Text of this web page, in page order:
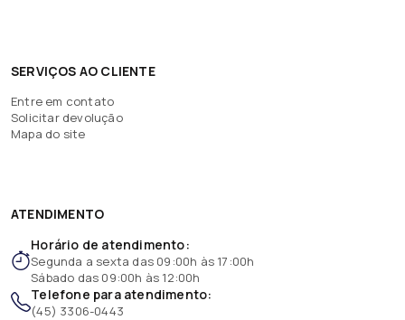
SERVIÇOS AO CLIENTE
Entre em contato
Solicitar devolução
Mapa do site
ATENDIMENTO
Horário de atendimento:
Segunda a sexta das 09:00h às 17:00h
Sábado das 09:00h às 12:00h
Telefone para atendimento:
(45) 3306-0443